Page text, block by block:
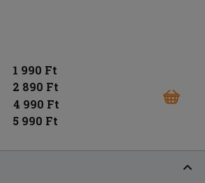
1 990 Ft
2 890 Ft
4 990 Ft
5 990 Ft